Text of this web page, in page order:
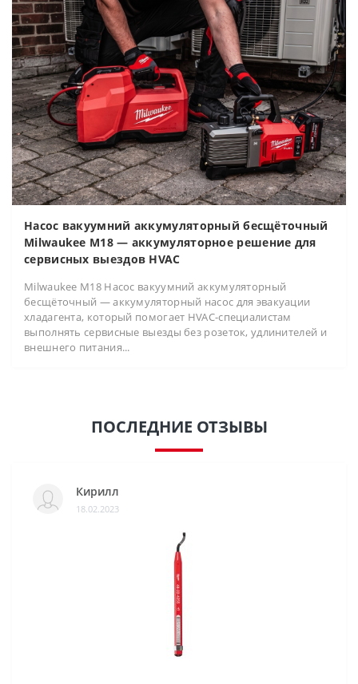
Насос вакуумний аккумуляторный бесщёточный
Milwaukee M18 — аккумуляторное решение для
сервисных выездов HVAC
Milwaukee M18 Насос вакуумний аккумуляторный
бесщёточный — аккумуляторный насос для эвакуации
хладагента, который помогает HVAC-специалистам
выполнять сервисные выезды без розеток, удлинителей и
внешнего питания...
ПОСЛЕДНИЕ ОТЗЫВЫ
Кирилл
18.02.2023